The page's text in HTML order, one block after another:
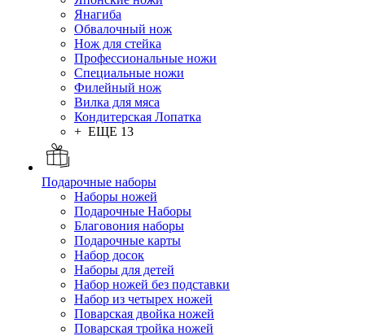
Янагиба
Обвалочный нож
Нож для стейка
Профессиональные ножи
Специальные ножи
Филейный нож
Вилка для мяса
Кондитерская Лопатка
+ ЕЩЕ 13
Подарочные наборы
Наборы ножей
Подарочные Наборы
Благовония наборы
Подарочные карты
Набор досок
Наборы для детей
Набор ножей без подставки
Набор из четырех ножей
Поварская двойка ножей
Поварская тройка ножей